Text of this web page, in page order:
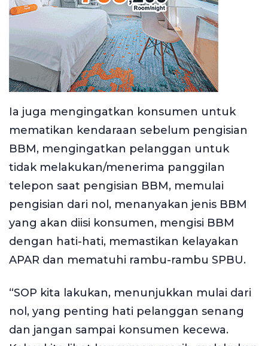
Ia juga mengingatkan konsumen untuk
mematikan kendaraan sebelum pengisian
BBM, mengingatkan pelanggan untuk
tidak melakukan/menerima panggilan
telepon saat pengisian BBM, memulai
pengisian dari nol, menanyakan jenis BBM
yang akan diisi konsumen, mengisi BBM
dengan hati-hati, memastikan kelayakan
APAR dan mematuhi rambu-rambu SPBU.
“SOP kita lakukan, menunjukkan mulai dari
nol, yang penting hati pelanggan senang
dan jangan sampai konsumen kecewa.